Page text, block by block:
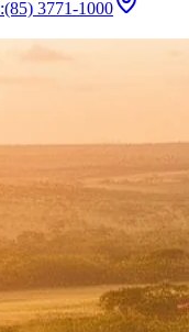
:(85) 3771-1000